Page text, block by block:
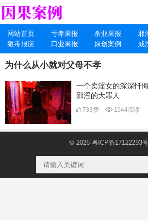
网站首页 亏孝果报 杀业果报 邪
狠毒报应
口业果报 原创案例 戒
为什么从小就对父母不孝
一个卖淫女的深深忏
邪淫的大罪人
733赞 1944阅读
© 2026 粤ICP备17122293号